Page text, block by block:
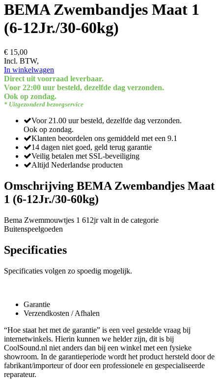
BEMA Zwembandjes Maat 1
(6-12Jr./30-60kg)
€ 15,00
Incl. BTW,
In winkelwagen
Direct uit voorraad leverbaar.
Voor 22:00 uur besteld, dezelfde dag verzonden.
Ook op zondag.
* Uitgezonderd bezorgservice
Voor 21.00 uur besteld, dezelfde dag verzonden.
Ook op zondag.
Klanten beoordelen ons gemiddeld met een 9.1
14 dagen niet goed, geld terug garantie
Veilig betalen met SSL-beveiliging
Altijd Nederlandse producten
Omschrijving BEMA Zwembandjes Maat
1 (6-12Jr./30-60kg)
Bema Zwemmouwtjes 1 612jr valt in de categorie
Buitenspeelgoeden
Specificaties
Specificaties volgen zo spoedig mogelijk.
Garantie
Verzendkosten / Afhalen
“Hoe staat het met de garantie” is een veel gestelde vraag bij
internetwinkels. Hierin kunnen we helder zijn, dit is bij
CoolSound.nl niet anders dan bij een winkel met een fysieke
showroom. In de garantieperiode wordt het product hersteld door de
fabrikant/importeur of door een professionele en gespecialiseerde
reparateur.